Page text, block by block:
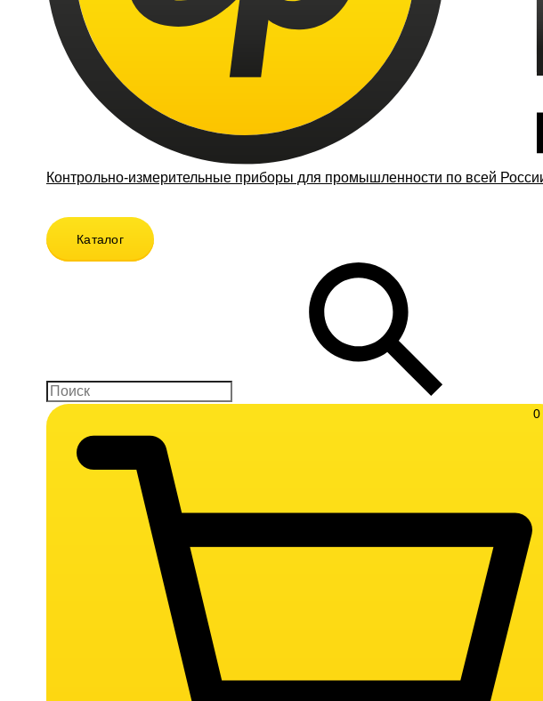
Контрольно-измерительные приборы для промышленности по всей
Каталог
0